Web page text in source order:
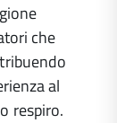
che
al
respiro.